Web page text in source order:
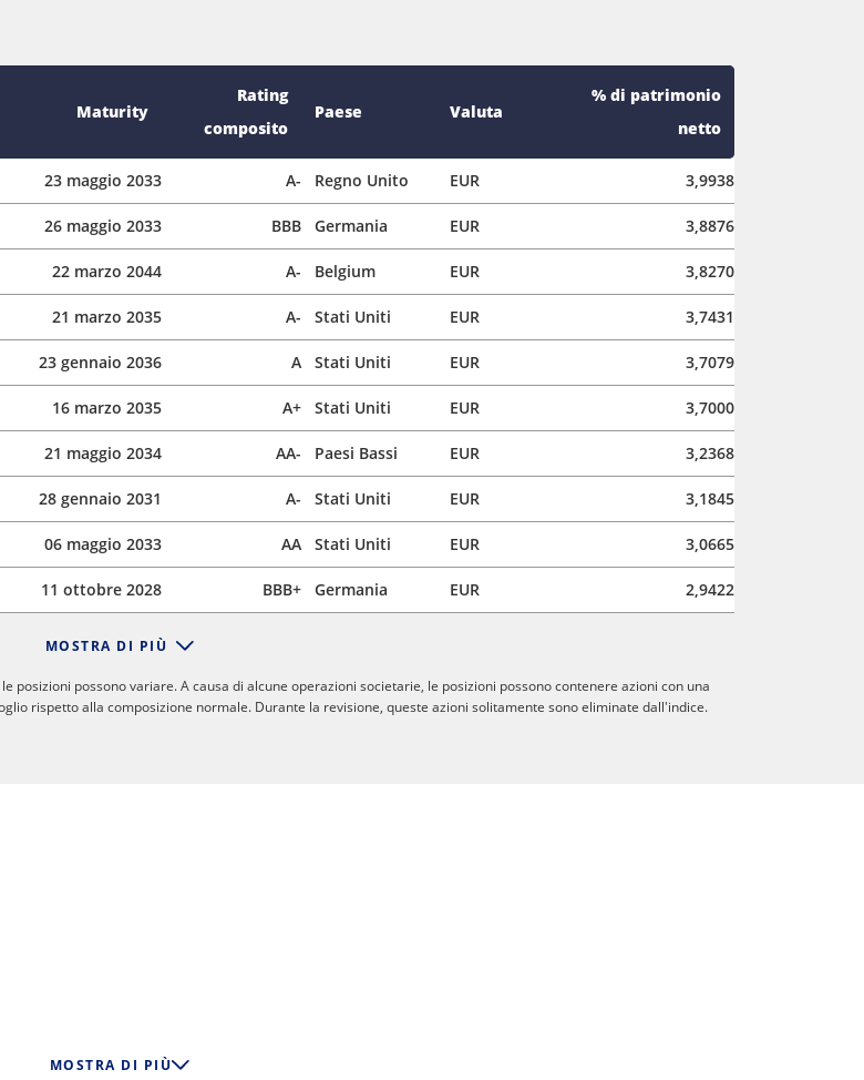
Maturity
Rating
composito
Paese Valuta
% di patrimonio
netto
23 maggio 2033 A- Regno Unito EUR 3,9938
26 maggio 2033 BBB Germania EUR 3,8876
22 marzo 2044 A- Belgium EUR 3,8270
21 marzo 2035 A- Stati Uniti EUR 3,7431
23 gennaio 2036 A Stati Uniti EUR 3,7079
16 marzo 2035 A+ Stati Uniti EUR 3,7000
21 maggio 2034 AA- Paesi Bassi EUR 3,2368
28 gennaio 2031 A- Stati Uniti EUR 3,1845
06 maggio 2033 AA Stati Uniti EUR 3,0665
11 ottobre 2028 BBB+ Germania EUR 2,9422
MOSTRA DI PIÙ
possono variare. A causa di alcune operazioni societarie, le posizioni possono contenere azioni con una
rispetto alla composizione normale. Durante la revisione, queste azioni solitamente sono eliminate dall'indice.
MOSTRA DI PIÙ